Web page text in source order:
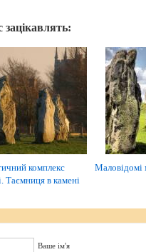
зацікавлять:
комплекс
Таємниця в камені
Маловідомі
Ваше ім'я